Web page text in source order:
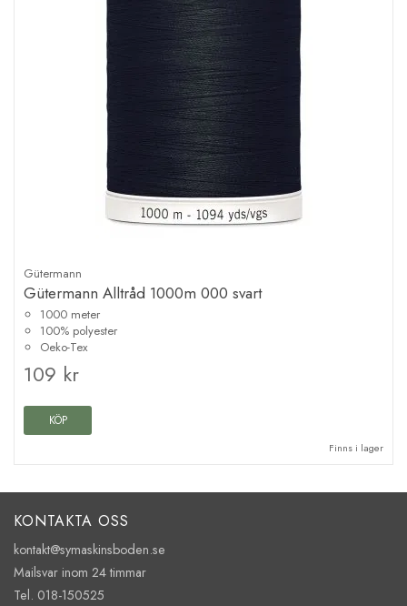
Gütermann
Gütermann Alltråd 1000m 000 svart
1000 meter
100% polyester
Oeko-Tex
109 kr
KÖP
Finns i lager
KONTAKTA OSS
kontakt@symaskinsboden.se
Mailsvar inom 24 timmar
Tel. 018-150525